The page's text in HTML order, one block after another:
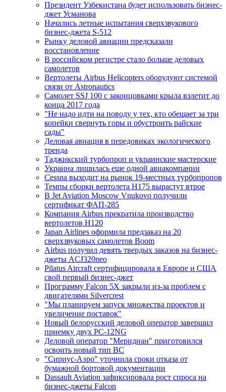
Президент Узбекистана будет использовать бизнес-
джет Усманова
Начались летные испытания сверхзвукового
бизнес-джета S-512
Рынку деловой авиации предсказали
восстановление
В российском регистре стало больше деловых
самолетов
Вертолеты Airbus Helicopters оборудуют системой
связи от Astronautics
Самолет SSJ 100 с законцовками крыла взлетит до
конца 2017 года
"Не надо идти на поводу у тех, кто обещает за три
копейки свернуть горы и обустроить райские
сады"
Деловая авиация в передовиках экологического
тренда
Таджикский турбопроп и украинские мастерские
Украина лишилась еще одной авиакомпании
Cessna выходит на рынок 19-местных турбопропов
Темпы сборки вертолета H175 вырастут втрое
В Jet Aviation Moscow Vnukovo получили
сертификат ФАП-285
Компания Airbus прекратила производство
вертолетов H120
Japan Airlines оформила предзаказ на 20
сверхзвуковых самолетов Boom
Airbus получил девять твердых заказов на бизнес-
джеты ACJ320neo
Pilatus Aircraft сертифицировала в Европе и США
свой первый бизнес-джет
Программу Falcon 5X закрыли из-за проблем с
двигателями Silvercrest
"Мы планируем запуск множества проектов и
увеличение поставок"
Новый белорусский деловой оператор завершил
приемку двух PC-12NG
Деловой оператор "Меридиан" приготовился
освоить новый тип ВС
"Сириус-Аэро" уточнила сроки отказа от
бумажной бортовой документации
Dassault Aviation зафиксировала рост спроса на
бизнес-джеты Falcon